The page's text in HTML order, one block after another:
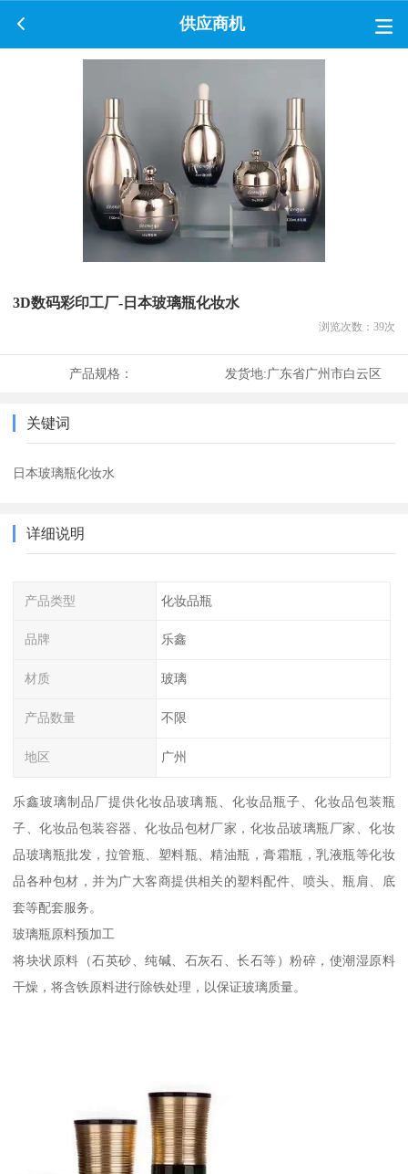
供应商机
3D数码彩印工厂-日本玻璃瓶化妆水
浏览次数： 39次
产品规格： 发货地:广东省广州市白云区
关键词
日本玻璃瓶化妆水
详细说明
产品类型 化妆品瓶
品牌 乐鑫
材质 玻璃
产品数量 不限
地区 广州
乐鑫玻璃制品厂提供化妆品玻璃瓶、化妆品瓶子、化妆品包装瓶
子、化妆品包装容器、化妆品包材厂家，化妆品玻璃瓶厂家、化妆
品玻璃瓶批发，拉管瓶、塑料瓶、精油瓶，膏霜瓶，乳液瓶等化妆
品各种包材，并为广大客商提供相关的塑料配件、喷头、瓶肩、底
套等配套服务。
玻璃瓶原料预加工
将块状原料（石英砂、纯碱、石灰石、长石等）粉碎，使潮湿原料
干燥，将含铁原料进行除铁处理，以保证玻璃质量。